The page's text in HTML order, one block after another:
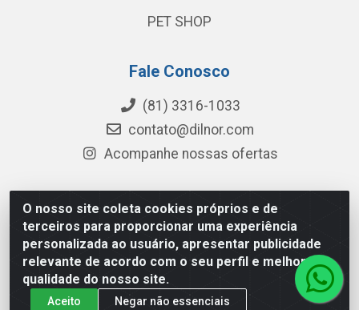
O nosso site coleta cookies próprios e de
terceiros para proporcionar uma experiência
personalizada ao usuário, apresentar publicidade
relevante de acordo com o seu perfil e melhorar a
qualidade do nosso site.
Aceito Negar não essenciais
PET SHOP
Fale Conosco
(81) 3316-1033
contato@dilnor.com
Acompanhe nossas ofertas
Dilnor Distribuidora - Rua Professor Joaquim Cavalcanti,
975 - Iputinga - Recife/PE - CEP 50800-010 - CNPJ
04.054.534/0001-51